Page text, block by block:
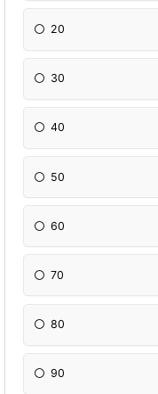
20
30
40
50
60
70
80
90